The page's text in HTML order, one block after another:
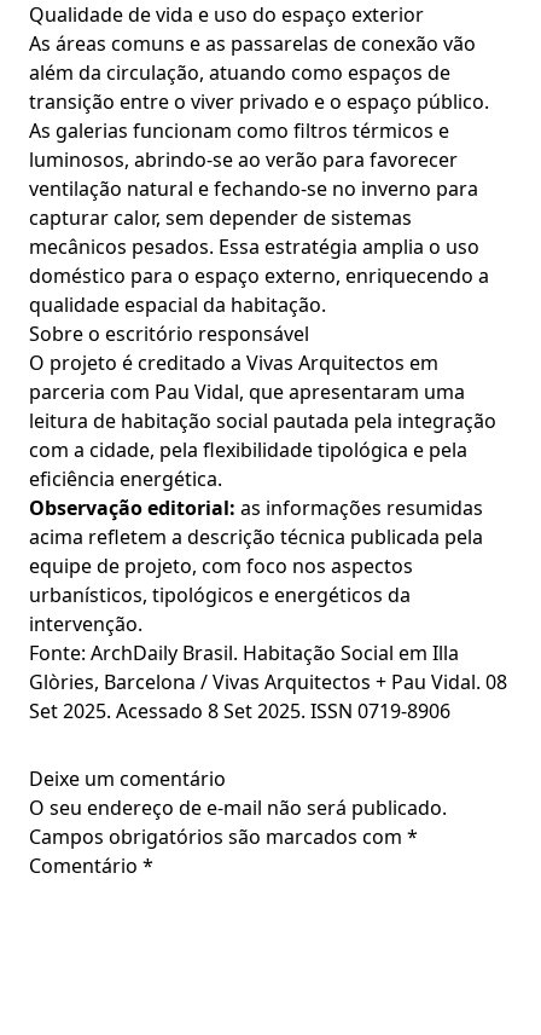
Qualidade de vida e uso do espaço exterior
As áreas comuns e as passarelas de conexão vão
além da circulação, atuando como espaços de
transição entre o viver privado e o espaço público.
As galerias funcionam como filtros térmicos e
luminosos, abrindo-se ao verão para favorecer
ventilação natural e fechando-se no inverno para
capturar calor, sem depender de sistemas
mecânicos pesados. Essa estratégia amplia o uso
doméstico para o espaço externo, enriquecendo a
qualidade espacial da habitação.
Sobre o escritório responsável
O projeto é creditado a Vivas Arquitectos em
parceria com Pau Vidal, que apresentaram uma
leitura de habitação social pautada pela integração
com a cidade, pela flexibilidade tipológica e pela
eficiência energética.
Observação editorial: as informações resumidas
acima refletem a descrição técnica publicada pela
equipe de projeto, com foco nos aspectos
urbanísticos, tipológicos e energéticos da
intervenção.
Fonte: ArchDaily Brasil. Habitação Social em Illa
Glòries, Barcelona / Vivas Arquitectos + Pau Vidal. 08
Set 2025. Acessado 8 Set 2025. ISSN 0719-8906
Deixe um comentário
O seu endereço de e-mail não será publicado.
Campos obrigatórios são marcados com *
Comentário *